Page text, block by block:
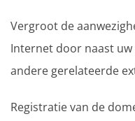
Vergroot de
Internet door naast
andere gerelateerde
Registratie van de